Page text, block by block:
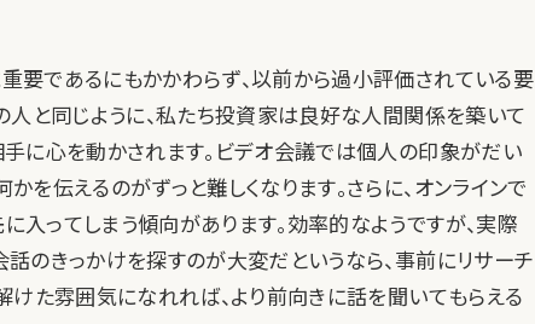
要であるにもかかわらず、以前から過小評価されている要
人と同じように、私たち投資家は良好な人間関係を築いて
手に心を動かされます。ビデオ会議では個人の印象がだい
を伝えるのがずっと難しくなります。さらに、オンラインで
入ってしまう傾向があります。効率的なようですが、実際
話のきっかけを探すのが大変だというなら、事前にリサーチ
けた雰囲気になれれば、より前向きに話を聞いてもらえる